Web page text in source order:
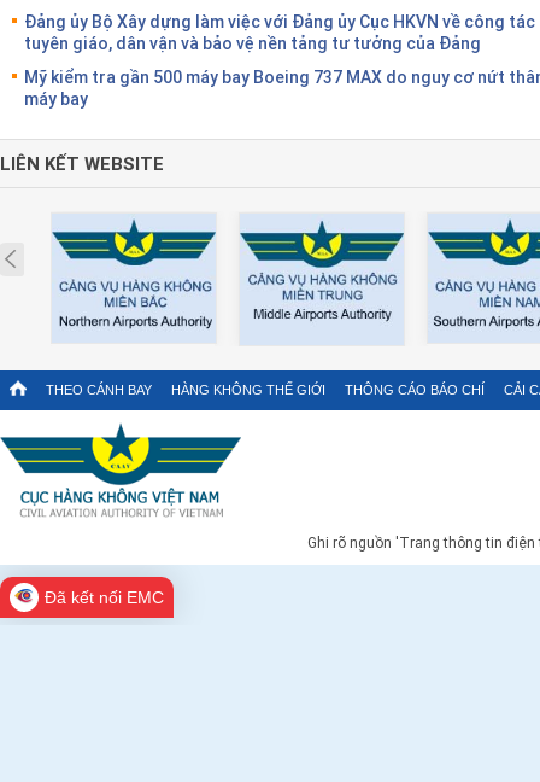
Đảng ủy Bộ Xây dựng làm việc với Đảng ủy Cục HKVN về công tác
tuyên giáo, dân vận và bảo vệ nền tảng tư tưởng của Đảng
Mỹ kiểm tra gần 500 máy bay Boeing 737 MAX do nguy cơ nứt
máy bay
LIÊN KẾT WEBSITE
Prev
THEO CÁNH BAY HÀNG KHÔNG THẾ GIỚI THÔNG CÁO BÁO CHÍ CẢI
Ghi rõ nguồn 'Trang thông tin
Đã kết nối EMC